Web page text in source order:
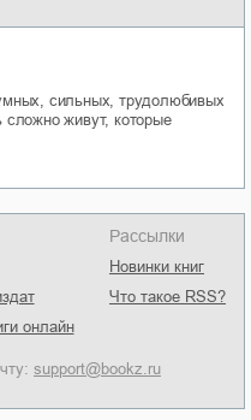
сильных, трудолюбивых
живут, которые
онлайн
Рассылки
Новинки книг
Что такое RSS?
support@bookz.ru